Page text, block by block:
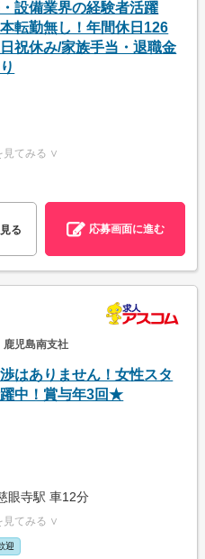
・設備業界の経験者活躍
転勤無し！年間休日126
祝休み/家族手当・退職金
見てみる ∨
る 応募画面に進む
児島南支社
はありません！女性スタ
中！賞与年3回★
眼寺駅 車12分
見てみる ∨
迎